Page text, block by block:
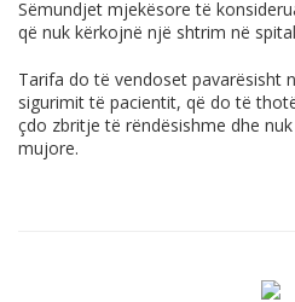
Sëmundjet mjekësore të
që nuk kërkojnë një shtrim në
Tarifa do të vendoset pavarësisht
sigurimit të pacientit, që do të
çdo zbritje të rëndësishme dhe
mujore.